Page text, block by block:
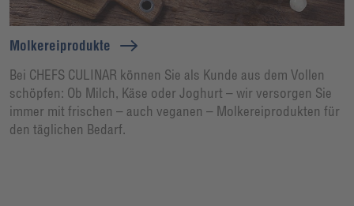
Molkereiprodukte
Bei CHEFS CULINAR können Sie als Kunde aus dem Vollen
schöpfen: Ob Milch, Käse oder Joghurt – wir versorgen Sie
immer mit frischen – auch veganen – Molkereiprodukten für
den täglichen Bedarf.